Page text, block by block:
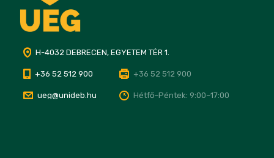
H-4032 DEBRECEN, EGYETEM TÉR 1.
+36 52 512 900 +36 52 512 900
ueg@unideb.hu Hétfő–Péntek: 9:00–17:00